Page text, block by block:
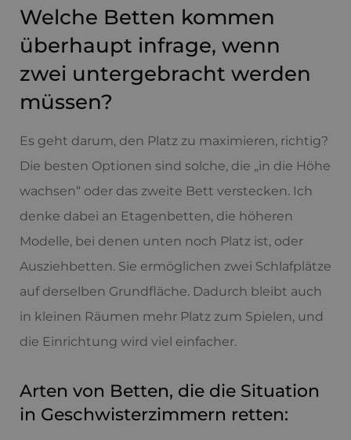
Welche Betten kommen
überhaupt infrage, wenn
zwei untergebracht werden
müssen?
Es geht darum, den Platz zu maximieren, richtig?
Die besten Optionen sind solche, die „in die Höhe
wachsen“ oder das zweite Bett verstecken. Ich
denke dabei an Etagenbetten, die höheren
Modelle, bei denen unten noch Platz ist, oder
Ausziehbetten. Sie ermöglichen zwei Schlafplätze
auf derselben Grundfläche. Dadurch bleibt auch
in kleinen Räumen mehr Platz zum Spielen, und
die Einrichtung wird viel einfacher.
Arten von Betten, die die Situation
in Geschwisterzimmern retten: